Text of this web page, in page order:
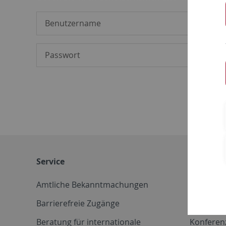
Service
Amtliche Bekanntmachungen
Barrierefreie Zugänge
Beratung für internationale